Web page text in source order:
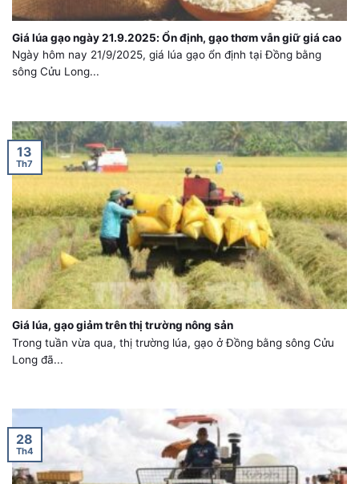
Giá lúa gạo ngày 21.9.2025: Ổn định, gạo thơm vẫn giữ giá cao
Ngày hôm nay 21/9/2025, giá lúa gạo ổn định tại Đồng bằng
sông Cửu Long...
Giá lúa, gạo giảm trên thị trường nông sản
Trong tuần vừa qua, thị trường lúa, gạo ở Đồng bằng sông Cửu
Long đã...
13
Th7
28
Th4